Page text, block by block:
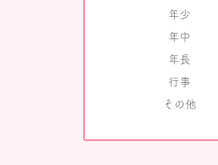
年少
年中
年長
行事
その他